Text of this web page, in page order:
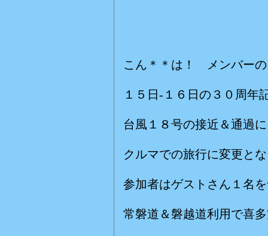
こん＊＊は！ メンバー
１５日-１６日の３０周年
台風１８号の接近＆通過
クルマでの旅行に変更と
参加者はゲストさん１名
常磐道＆磐越道利用で喜